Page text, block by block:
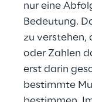
nur eine
Bedeutung.
zu verstehen,
oder Zahlen
erst darin
bestimmte